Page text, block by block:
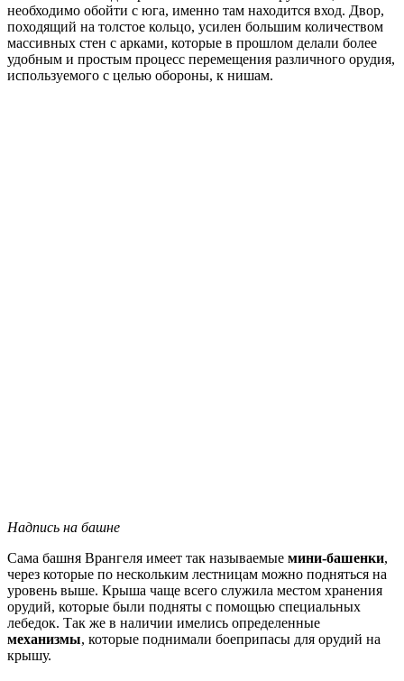
необходимо обойти с юга, именно там находится вход. Двор,
походящий на толстое кольцо, усилен большим количеством
массивных стен с арками, которые в прошлом делали более
удобным и простым процесс перемещения различного орудия,
используемого с целью обороны, к нишам.
Надпись на башне
Сама башня Врангеля имеет так называемые мини-башенки,
через которые по нескольким лестницам можно подняться на
уровень выше. Крыша чаще всего служила местом хранения
орудий, которые были подняты с помощью специальных
лебедок. Так же в наличии имелись определенные
механизмы, которые поднимали боеприпасы для орудий на
крышу.